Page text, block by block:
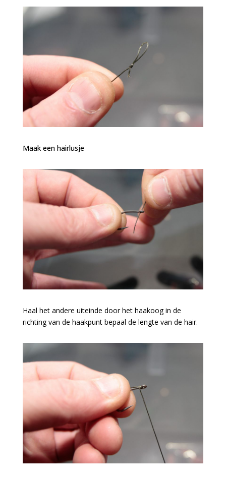
Maak een hairlusje
Haal het andere uiteinde door het haakoog in de
richting van de haakpunt bepaal de lengte van de hair.